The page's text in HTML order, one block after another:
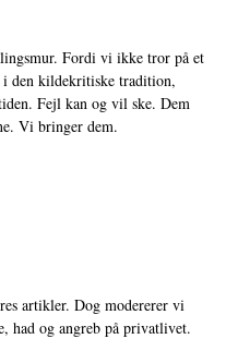
Fordi vi ikke tror på et
den kildekritiske tradition,
Fejl kan og vil ske. Dem
Vi bringer dem.
artikler. Dog modererer vi
had og angreb på privatlivet.